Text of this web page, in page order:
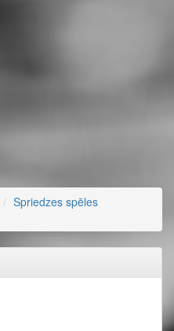
Spriedzes spēles